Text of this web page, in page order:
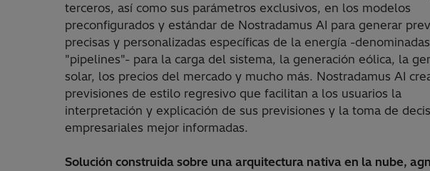
terceros, así como sus parámetros exclusivos, en los modelos
preconfigurados y estándar de Nostradamus AI para generar
precisas y personalizadas específicas de la energía -denominadas
"pipelines"- para la carga del sistema, la generación eólica, la
solar, los precios del mercado y mucho más. Nostradamus AI
previsiones de estilo regresivo que facilitan a los usuarios la
interpretación y explicación de sus previsiones y la toma de
empresariales mejor informadas.
Solución construida sobre una arquitectura nativa en la nube,